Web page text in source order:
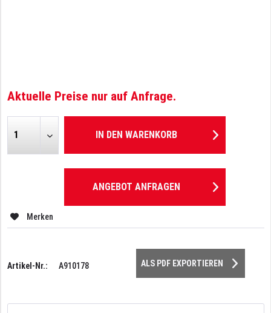
Aktuelle Preise nur auf Anfrage.
IN DEN WARENKORB
ANGEBOT ANFRAGEN
Merken
Artikel-Nr.: A910178 ALS PDF EXPORTIEREN